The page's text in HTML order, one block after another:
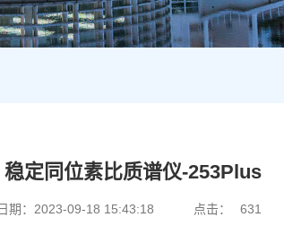
稳定同位素比质谱仪-253Plus
日期：2023-09-18 15:43:18 点击： 631